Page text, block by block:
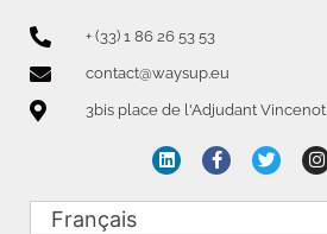
+ (33) 1 86 26 53 53
contact@waysup.eu
3bis place de l'Adjudant Vincenot,
Français